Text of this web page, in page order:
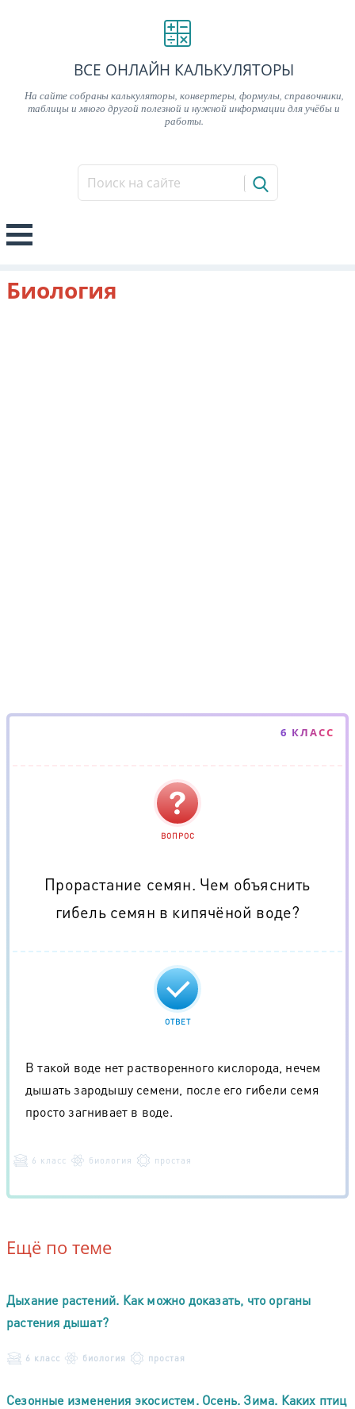
ВСЕ ОНЛАЙН КАЛЬКУЛЯТОРЫ
На сайте собраны калькуляторы, конвертеры, формулы, справочники,
таблицы и много другой полезной и нужной информации для учёбы и
работы.
Биология
6 КЛАСС
ВОПРОС
Прорастание семян. Чем объяснить
гибель семян в кипячёной воде?
ОТВЕТ
В такой воде нет растворенного кислорода, нечем
дышать зародышу семени, после его гибели семя
просто загнивает в воде.
6 класс биология простая
Ещё по теме
Дыхание растений. Как можно доказать, что органы
растения дышат?
6 класс биология простая
Сезонные изменения экосистем. Осень. Зима. Каких птиц